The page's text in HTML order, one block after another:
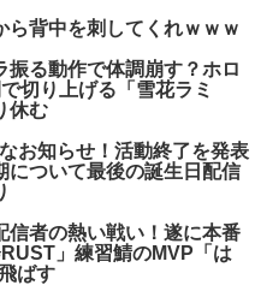
ら背中を刺してくれｗｗｗ
る動作で体調崩す？ホロ
切り上げる「雪花ラミ
休む
お知らせ！活動終了を発表
について最後の誕生日配信
信者の熱い戦い！遂に本番
」練習鯖のMVP「は
ばす